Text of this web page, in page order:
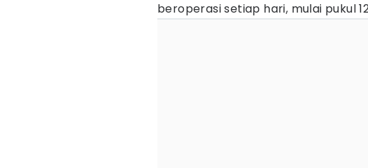
beroperasi setiap hari, mulai pukul